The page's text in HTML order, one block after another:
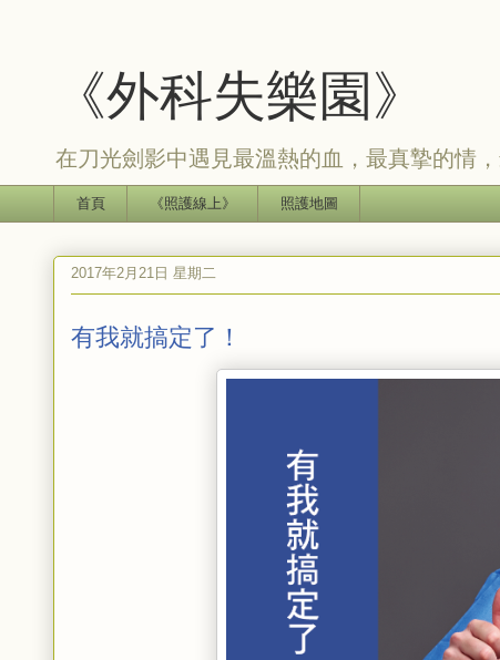
《外科失樂園》
在刀光劍影中遇見最溫熱的血，最真摯的情，
首頁 《照護線上》 照護地圖
2017年2月21日 星期二
有我就搞定了！